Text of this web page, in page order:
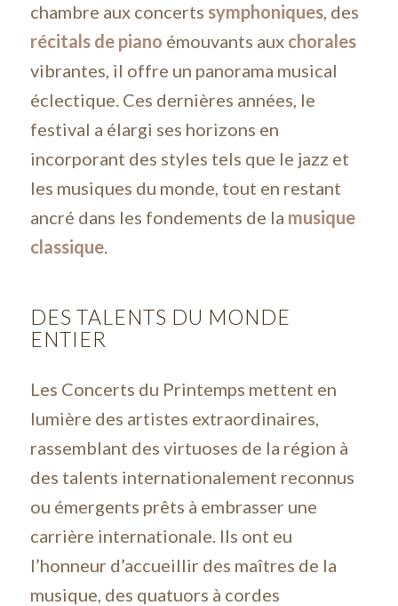
chambre aux concerts symphoniques, des
récitals de piano émouvants aux chorales
vibrantes, il offre un panorama musical
éclectique. Ces dernières années, le
festival a élargi ses horizons en
incorporant des styles tels que le jazz et
les musiques du monde, tout en restant
ancré dans les fondements de la musique
classique.
DES TALENTS DU MONDE
ENTIER
Les Concerts du Printemps mettent en
lumière des artistes extraordinaires,
rassemblant des virtuoses de la région à
des talents internationalement reconnus
ou émergents prêts à embrasser une
carrière internationale. Ils ont eu
l’honneur d’accueillir des maîtres de la
musique, des quatuors à cordes